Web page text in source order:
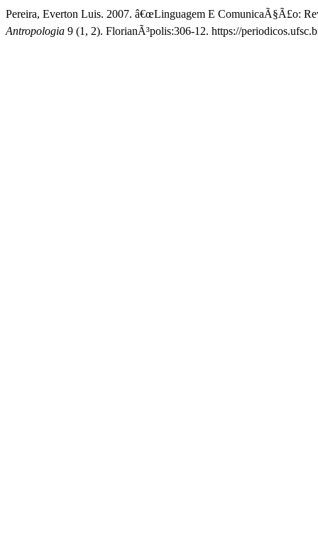
Pereira, Everton Luis. 2007. â€œLinguagem E ComunicaÃ§Ã£o:
Antropologia 9 (1, 2). FlorianÃ³polis:306-12. https://